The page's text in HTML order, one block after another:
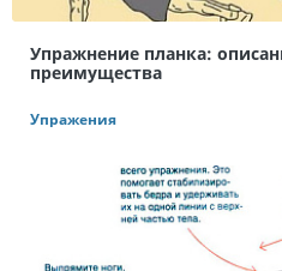
Упражнение планка:
преимущества
Упражения